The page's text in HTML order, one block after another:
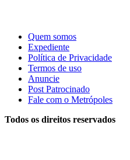
Quem somos
Expediente
Política de Privacidade
Termos de uso
Anuncie
Post Patrocinado
Fale com o Metrópoles
Todos os direitos reservados